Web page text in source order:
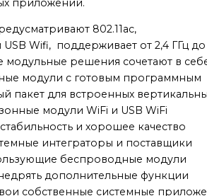
приложений.
802.11ac,
Wifi, поддерживает от 2,4 ГГц до
решения сочетают в
модули с готовым программным
пакет для встроенных
модули WiFi и USB WiFi
и хорошее качество
интеграторы и поставщики
беспроводные модули
дополнительные функции
собственные системные